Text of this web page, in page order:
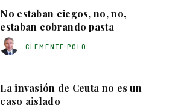
No estaban ciegos, no, no,
estaban cobrando pasta
CLEMENTE POLO
La invasión de Ceuta no es un
caso aislado